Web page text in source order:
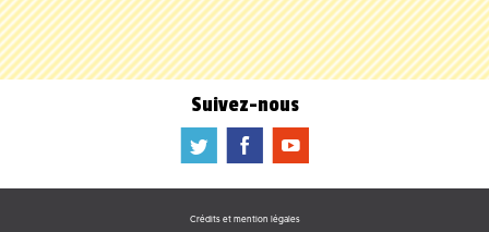
Suivez-nous
a b f
Crédits et mention légales